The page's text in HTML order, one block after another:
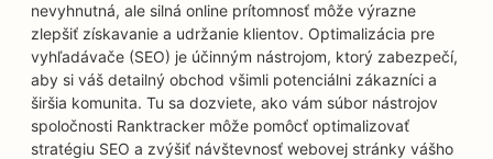
nevyhnutná, ale silná online prítomnosť môže výrazne
zlepšiť získavanie a udržanie klientov. Optimalizácia pre
vyhľadávače (SEO) je účinným nástrojom, ktorý zabezpečí,
aby si váš detailný obchod všimli potenciálni zákazníci a
širšia komunita. Tu sa dozviete, ako vám súbor nástrojov
spoločnosti Ranktracker môže pomôcť optimalizovať
stratégiu SEO a zvýšiť návštevnosť webovej stránky vášho